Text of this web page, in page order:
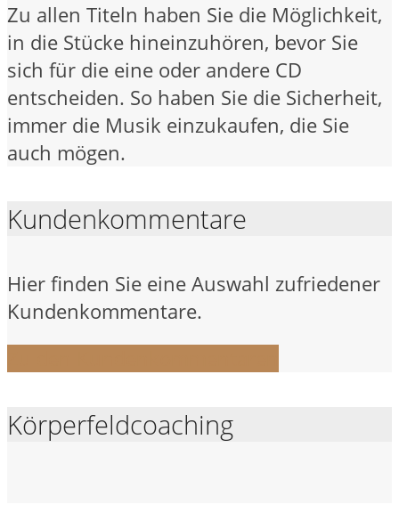
Zu allen Titeln haben Sie die Möglichkeit,
in die Stücke hineinzuhören, bevor Sie
sich für die eine oder andere CD
entscheiden. So haben Sie die Sicherheit,
immer die Musik einzukaufen, die Sie
auch mögen.
Kundenkommentare
Hier finden Sie eine Auswahl zufriedener
Kundenkommentare.
Körperfeldcoaching